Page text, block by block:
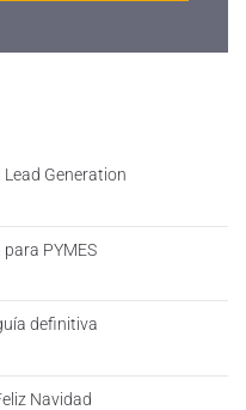
Generation
PYMES
definitiva
Navidad